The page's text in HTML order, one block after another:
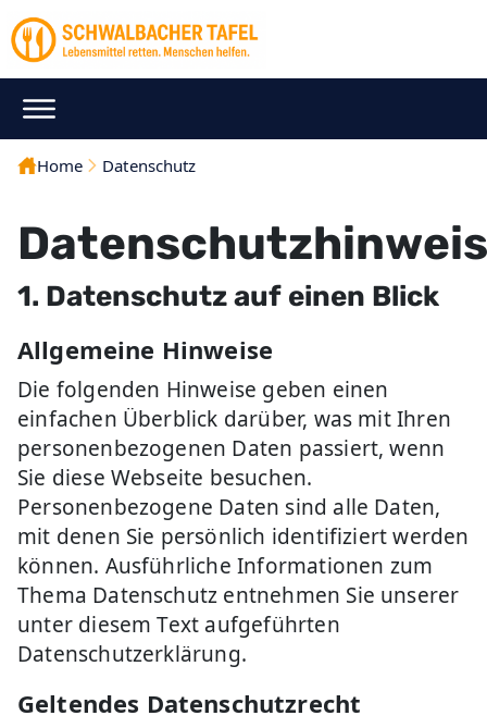
Home Datenschutz
1. Datenschutz auf einen Blick
Allgemeine Hinweise
Die folgenden Hinweise geben einen
einfachen Überblick darüber, was mit Ihren
personenbezogenen Daten passiert, wenn
Sie diese Webseite besuchen.
Personenbezogene Daten sind alle Daten,
mit denen Sie persönlich identifiziert werden
können. Ausführliche Informationen zum
Thema Datenschutz entnehmen Sie unserer
unter diesem Text aufgeführten
Datenschutzerklärung.
Geltendes Datenschutzrecht